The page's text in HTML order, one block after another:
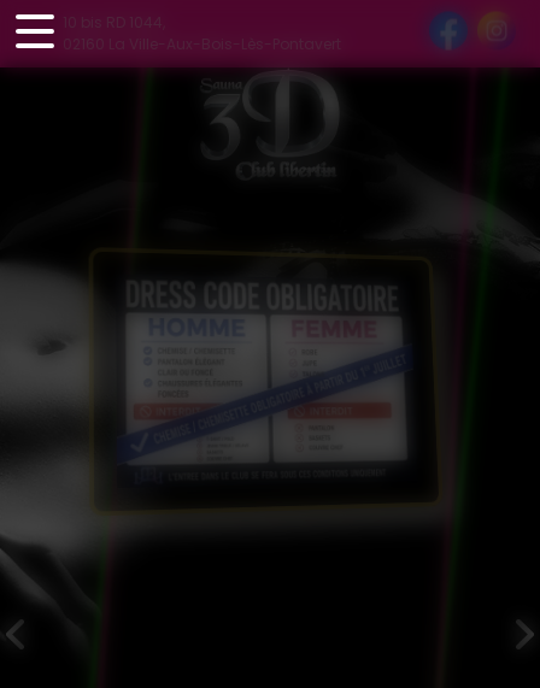
Panneau de gestion des cookies
10 bis RD 1044,
02160 La Ville-Aux-Bois-Lès-Pontavert